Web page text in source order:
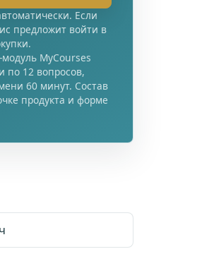
Если
предложит войти в
MyCourses
по 12 вопросов,
60 минут. Состав
продукта и форме